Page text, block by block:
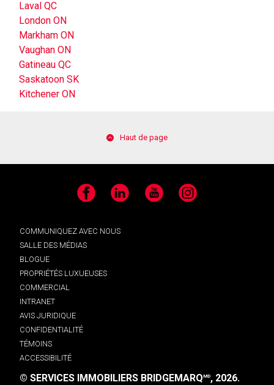
Laval QC
London ON
Markham ON
Vaughan ON
Gatineau QC
Saskatoon SK
Kitchener ON
Haut de page
Facebook LinkedIn YouTube Instagram
COMMUNIQUEZ AVEC NOUS
SALLE DES MÉDIAS
BLOGUE
PROPRIÉTÉS LUXUEUSES
COMMERCIAL
INTRANET
AVIS JURIDIQUE
CONFIDENTIALITÉ
TÉMOINS
ACCESSIBILITÉ
© SERVICES IMMOBILIERS BRIDGEMARQMD, 2026.